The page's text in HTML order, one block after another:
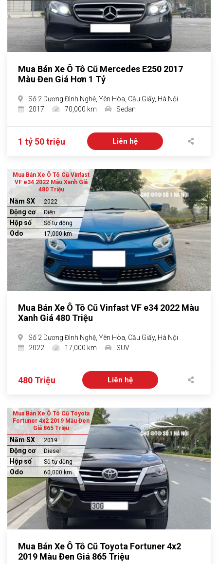
Mua Bán Xe Ô Tô Cũ Mercedes E250 2017
Màu Đen Giá Hơn 1 Tỷ
Số 2 Dương Đình Nghệ, Yên Hòa, Cầu Giấy, Hà Nội
2017
70,000 km Sedan
1 tỷ 50 triệu Liên hệ
Mua Bán Xe Ô Tô Cũ Vinfast
VF e34 2022 Màu Xanh Giá
480 Triệu
Năm SX 2022
Động cơ Điện
Hộp số Số tự động
Odo 17,000 km
Mua Bán Xe Ô Tô Cũ Vinfast VF e34 2022 Màu
Xanh Giá 480 Triệu
Số 2 Dương Đình Nghệ, Yên Hòa, Cầu Giấy, Hà Nội
2022
17,000 km SUV
480 Triệu Liên hệ
Mua Bán Xe Ô Tô Cũ Toyota
Fortuner 4x2 2019 Màu Đen
Giá 865 Triệu
Năm SX 2019
Động cơ Diesel
Hộp số Số tự động
Odo 60,000 km
Mua Bán Xe Ô Tô Cũ Toyota Fortuner 4x2
2019 Màu Đen Giá 865 Triệu